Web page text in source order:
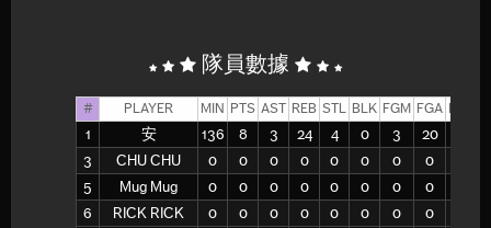
隊員數據
# PLAYER MIN PTS AST REB STL BLK FGM FGA
1 安 136 8 3 24 4 0 3 20
3
CHU CHU 0 0 0 0 0 0 0 0
5
Mug Mug 0 0 0 0 0 0 0 0
6
RICK RICK 0 0 0 0 0 0 0 0